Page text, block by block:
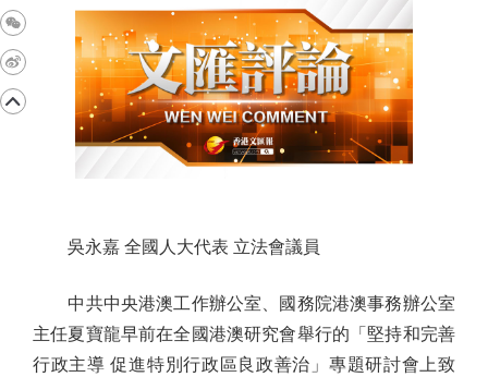
吳永嘉 全國人大代表 立法會議員
中共中央港澳工作辦公室、國務院港澳事務辦公室
主任夏寶龍早前在全國港澳研究會舉行的「堅持和完善
行政主導 促進特別行政區良政善治」專題研討會上致